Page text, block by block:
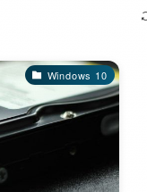
Windows 10